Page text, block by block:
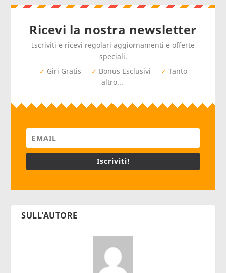
Ricevi la nostra newsletter
Iscriviti e ricevi regolari aggiornamenti e offerte
speciali.
✓ Giri Gratis ✓ Bonus Esclusivi ✓ Tanto
altro...
Iscriviti!
SULL'AUTORE